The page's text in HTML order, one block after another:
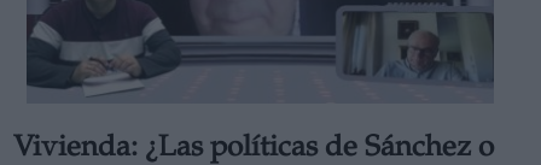
Vivienda: ¿Las políticas de Sánchez o